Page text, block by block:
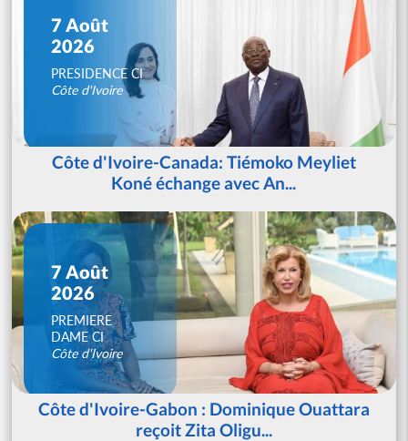
7 Août
2026
PRESIDENCE CI
Côte d'Ivoire
Côte d'Ivoire-Canada: Tiémoko Meyliet
Koné échange avec An...
7 Août
2026
PREMIERE
DAME CI
Côte d'Ivoire
Côte d'Ivoire-Gabon : Dominique Ouattara
reçoit Zita Oligu...